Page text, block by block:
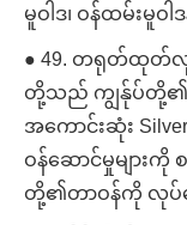
မူဝါဒ၊ ဝန်ထမ်းမူဝါ
● 49. တရုတ်ထုတ်လု
တို့သည် ကျွန်ုပ်တို့၏ဖ
အကောင်းဆုံး
ဝန်ဆောင်မှုများကို
တို့၏တာဝန်ကို လုပ်